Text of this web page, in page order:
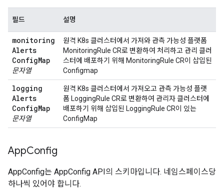
필드 설명
monitoring
Alerts
ConfigMap
문자열
원격 K8s 클러스터에서 가져와 관측 가능성 플랫폼
MonitoringRule CR로 변환하여 처리하고 관리 클러
스터에 배포하기 위해 MonitoringRule CR이 삽입된
Configmap
logging
Alerts
ConfigMap
문자열
원격 K8s 클러스터에서 가져오고 관측 가능성 플랫
폼 LoggingRule CR로 변환하여 관리자 클러스터에
배포하기 위해 삽입된 LoggingRule CR이 있는
ConfigMap
AppConfig
AppConfig는 AppConfig API의 스키마입니다. 네임스페이스당
하나씩 있어야 합니다.